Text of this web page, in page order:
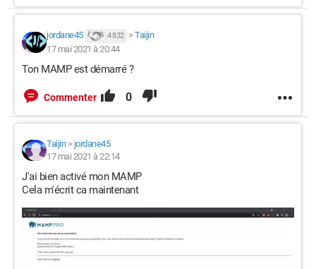
jordane45 4 832 > Taijin
17 mai 2021 à 20:44
Ton MAMP est démarré ?
Commenter 0
Taijin> jordane45
17 mai 2021 à 22:14
J'ai bien activé mon MAMP
Cela m'écrit ca maintenant